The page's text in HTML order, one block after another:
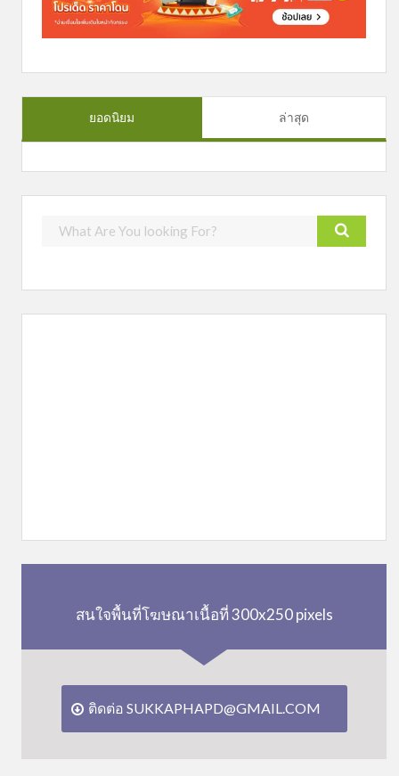
ยอดนิยม ล่าสุด
สนใจพื้นที่โฆษณาเนื้อที่ 300x250 pixels
ติดต่อ SUKKAPHAPD@GMAIL.COM